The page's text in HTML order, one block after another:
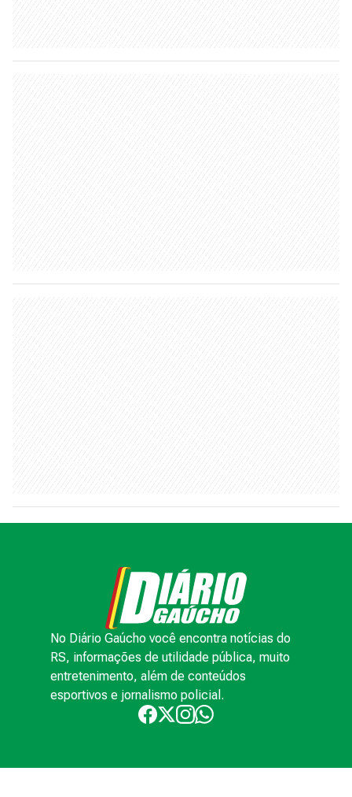
No Diário Gaúcho você encontra notícias do
RS, informações de utilidade pública, muito
entretenimento, além de conteúdos
esportivos e jornalismo policial.